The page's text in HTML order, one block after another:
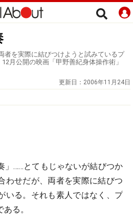
者を実際に結びつけようと試みているプ
月公開の映画「甲野善紀身体操作術」
更新日： 2006年11月24日
」……とてもじゃないが結びつか
わせだが、両者を実際に結びつ
いる。それも素人ではなく、プ
る。